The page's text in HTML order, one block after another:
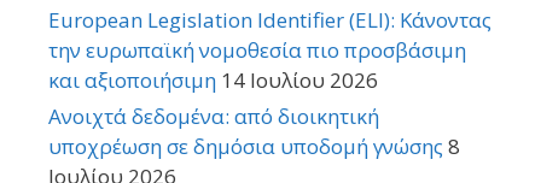
European Legislation Identifier (ELI): Κάνοντας
την ευρωπαϊκή νομοθεσία πιο προσβάσιμη
και αξιοποιήσιμη 14 Ιουλίου 2026
Ανοιχτά δεδομένα: από διοικητική
υποχρέωση σε δημόσια υποδομή γνώσης 8
Ιουλίου 2026